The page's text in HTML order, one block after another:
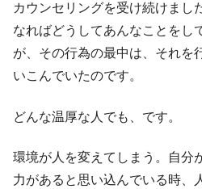
カウンセリングを受け続けまし
なればどうしてあんなことをし
が、その行為の最中は、それを
いこんでいたのです。
どんな温厚な人でも、です。
環境が人を変えてしまう。自分
力があると思い込んでいる時、